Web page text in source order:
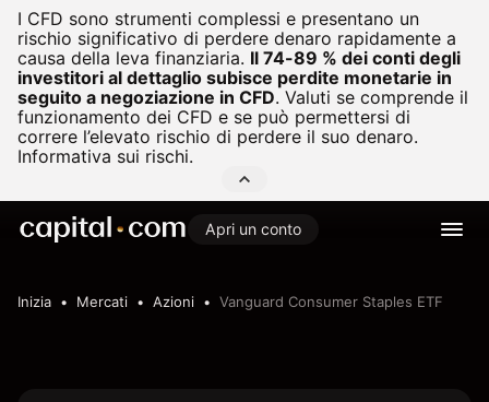
I CFD sono strumenti complessi e presentano un
rischio significativo di perdere denaro rapidamente a
causa della leva finanziaria. Il 74-89 % dei conti degli
investitori al dettaglio subisce perdite monetarie in
seguito a negoziazione in CFD. Valuti se comprende il
funzionamento dei CFD e se può permettersi di
correre l’elevato rischio di perdere il suo denaro.
Informativa sui rischi.
Apri un conto
Inizia Mercati Azioni Vanguard Consumer Staples ETF